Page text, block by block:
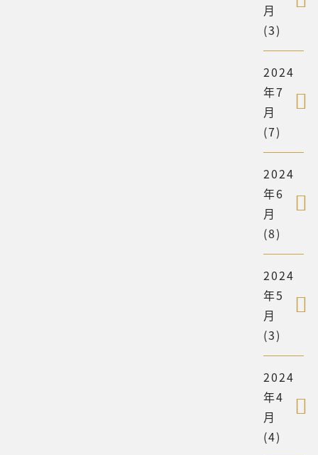
月
(3)
2024
年7
月
(7)
2024
年6
月
(8)
2024
年5
月
(3)
2024
年4
月
(4)